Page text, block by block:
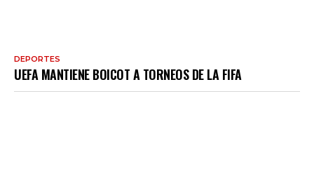
DEPORTES
UEFA MANTIENE BOICOT A TORNEOS DE LA FIFA